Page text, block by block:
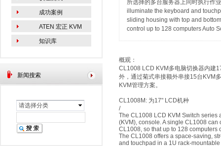
新闻搜索
请选择分类
成功案例
ATEN 宏正 KVM
知识库
所选择的多台服务器上同时执行作
illuminate the keyboard and
sliding housing with top and
control up to 128 computers Auto
概观：
CL1008 LCD KVM多电脑切换器内建
外，通过菊式串接额外串接15台KVM
KVM管理方案。
CL1008M: 为17" LCD机种
/
The CL1008 LCD KVM Switch series
(KVM), console. A single CL1008
CL1008, so that up to 128
The CL1008 offers a space-saving,
and touchpad in a 1U rack-